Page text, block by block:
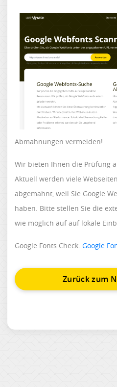
Abmahnungen vermeiden!
Wir bieten Ihnen die Prüfung
Aktuell werden viele
abgemahnt, weil Sie Google
haben. Bitte stellen Sie die
wie möglich auf auf lokale
Google Fonts Check: Google
Zurück zum